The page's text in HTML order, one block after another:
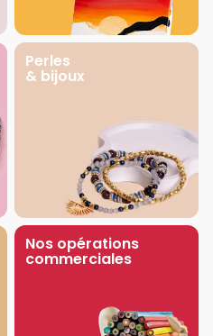
Perles
& bijoux
Nos opérations
commerciales